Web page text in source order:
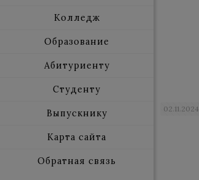
Колледж
Образование
Абитуриенту
Студенту
Выпускнику
Карта сайта
Обратная связь
02.11.2024